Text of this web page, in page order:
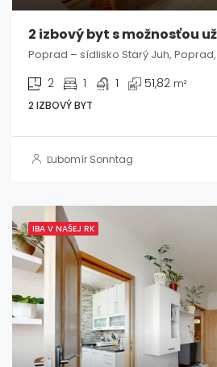
Poprad – sídlisko Starý Juh,
2 1 1 51,82 m²
2 IZBOVÝ BYT
Ľubomír Sonntag
IBA V NAŠEJ RK